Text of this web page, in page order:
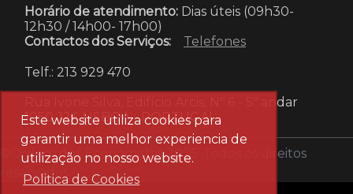
Este website utiliza cookies para
garantir uma melhor experiencia de
utilização no nosso website.
Politica de Cookies
Horário de atendimento: Dias úteis (09h30-
12h30 / 14h00- 17h00)
Contactos dos Serviços:
Telefones
Telf.: 213 929 470
Rua Ivone Silva, Edifício Arcis, Nº 6 - 5º andar
1050-124 LISBOA- PORTUGAL
©Ordem dos Economistas 2025. Todos os direitos
reservados.